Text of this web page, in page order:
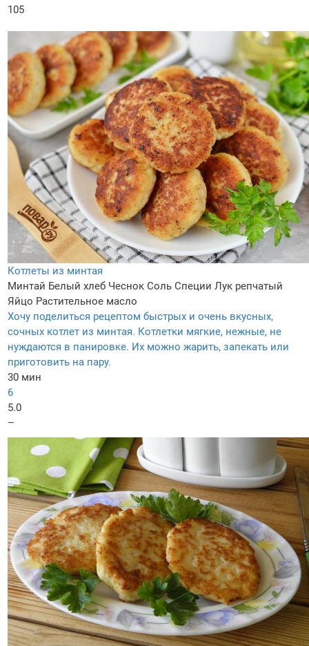
105
Котлеты из минтая
Минтай Белый хлеб Чеснок Соль Специи Лук репчатый
Яйцо Растительное масло
Хочу поделиться рецептом быстрых и очень вкусных,
сочных котлет из минтая. Котлетки мягкие, нежные, не
нуждаются в панировке. Их можно жарить, запекать или
приготовить на пару.
30 мин
6
5.0
–